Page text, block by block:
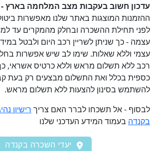
עדכון חשוב בעקבות מצב המלחמה בארץ
ההזמנות המוצגות באתר שלנו מאפשרות
לפני תחילת ההשכרה ובחלק מהמקרים עד
עצמה - כך שניתן לשריין רכב היום ולבטל
עצמי וללא שאלות. שימו לב שיש אפשרות
רכב ללא תשלום מראש וללא כרטיס אשראי,
כספית בכלל ואת התשלום מבצעים רק בעת
להשתמש בסינון להצעות ללא תשלום מראש.
לבסוף - אל תשכחו לברר האם צריך רישיון
בקנדה בעמוד המידע העדכני שלנו
יעדי השכרה בקנדה